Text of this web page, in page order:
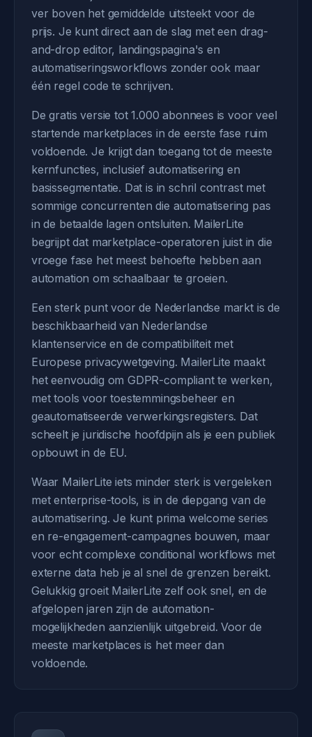
ver boven het gemiddelde uitsteekt voor de
prijs. Je kunt direct aan de slag met een drag-
and-drop editor, landingspagina's en
automatiseringsworkflows zonder ook maar
één regel code te schrijven.
De gratis versie tot 1.000 abonnees is voor veel
startende marketplaces in de eerste fase ruim
voldoende. Je krijgt dan toegang tot de meeste
kernfuncties, inclusief automatisering en
basissegmentatie. Dat is in schril contrast met
sommige concurrenten die automatisering pas
in de betaalde lagen ontsluiten. MailerLite
begrijpt dat marketplace-operatoren juist in die
vroege fase het meest behoefte hebben aan
automation om schaalbaar te groeien.
Een sterk punt voor de Nederlandse markt is de
beschikbaarheid van Nederlandse
klantenservice en de compatibiliteit met
Europese privacywetgeving. MailerLite maakt
het eenvoudig om GDPR-compliant te werken,
met tools voor toestemmingsbeheer en
geautomatiseerde verwerkingsregisters. Dat
scheelt je juridische hoofdpijn als je een publiek
opbouwt in de EU.
Waar MailerLite iets minder sterk is vergeleken
met enterprise-tools, is in de diepgang van de
automatisering. Je kunt prima welcome series
en re-engagement-campagnes bouwen, maar
voor echt complexe conditional workflows met
externe data heb je al snel de grenzen bereikt.
Gelukkig groeit MailerLite zelf ook snel, en de
afgelopen jaren zijn de automation-
mogelijkheden aanzienlijk uitgebreid. Voor de
meeste marketplaces is het meer dan
voldoende.